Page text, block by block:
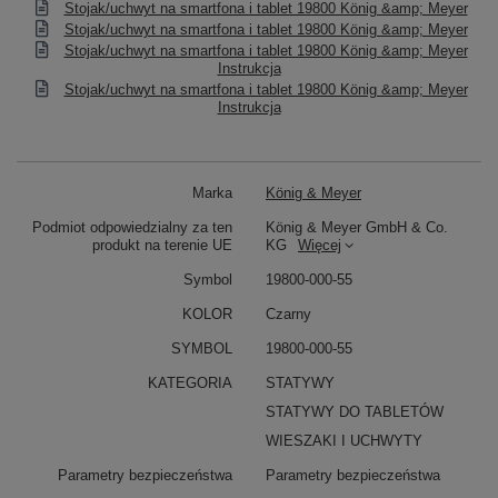
Stojak/uchwyt na smartfona i tablet 19800 König &amp; Meyer
Stojak/uchwyt na smartfona i tablet 19800 König &amp; Meyer
Stojak/uchwyt na smartfona i tablet 19800 König &amp; Meyer
Instrukcja
Stojak/uchwyt na smartfona i tablet 19800 König &amp; Meyer
Instrukcja
Marka König & Meyer
Podmiot odpowiedzialny za ten
produkt na terenie UE
König & Meyer GmbH & Co.
KG
Więcej
Symbol 19800-000-55
KOLOR Czarny
SYMBOL 19800-000-55
KATEGORIA
STATYWY
STATYWY DO TABLETÓW
WIESZAKI I UCHWYTY
Parametry bezpieczeństwa Parametry bezpieczeństwa